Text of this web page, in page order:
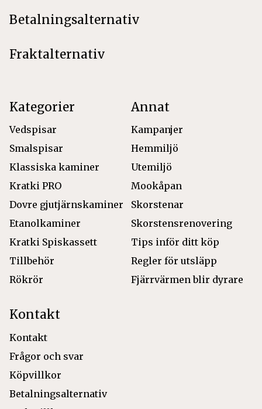
Betalningsalternativ
Fraktalternativ
Kategorier
Vedspisar
Smalspisar
Klassiska kaminer
Kratki PRO
Dovre gjutjärnskaminer
Etanolkaminer
Kratki Spiskassett
Tillbehör
Rökrör
Annat
Kampanjer
Hemmiljö
Utemiljö
Mookåpan
Skorstenar
Skorstensrenovering
Tips inför ditt köp
Regler för utsläpp
Fjärrvärmen blir dyrare
Kontakt
Kontakt
Frågor och svar
Köpvillkor
Betalningsalternativ